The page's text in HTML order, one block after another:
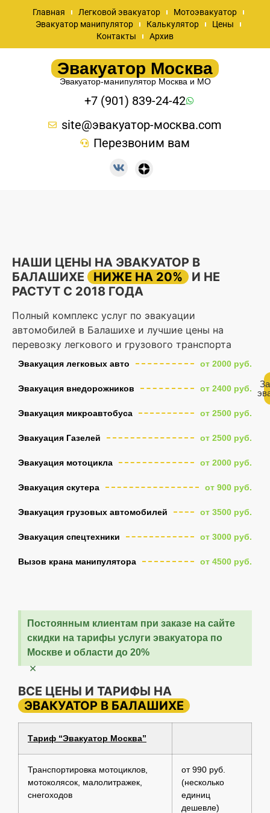
Главная Легковой эвакуатор
Мотоэвакуатор
Эвакуатор манипулятор
Калькулятор
Цены
Контакты
Архив
Эвакуатор Москва
Эвакуатор-манипулятор Москва и МО
+7 (901) 839-24-42
site@эвакуатор-москва.com
Перезвоним вам
НАШИ ЦЕНЫ НА ЭВАКУАТОР В
БАЛАШИХЕ
НИЖЕ НА 20%
И НЕ
РАСТУТ С 2018 ГОДА
Полный комплекс услуг по эвакуации
автомобилей в Балашихе и лучшие цены на
перевозку легкового и грузового транспорта
Эвакуация легковых авто от 2000 руб.
Эвакуация внедорожников от 2400 руб.
Эвакуация микроавтобуса от 2500 руб.
Эвакуация Газелей от 2500 руб.
Эвакуация мотоцикла от 2000 руб.
Эвакуация скутера от 900 руб.
Эвакуация грузовых автомобилей от 3500 руб.
Эвакуация спецтехники от 3000 руб.
Вызов крана манипулятора от 4500 руб.
Постоянным клиентам при заказе на сайте
скидки на тарифы услуги эвакуатора по
Москве и области до 20%
×
ВСЕ ЦЕНЫ И ТАРИФЫ НА
ЭВАКУАТОР В БАЛАШИХЕ
Тариф “Эвакуатор Москва”
Транспортировка мотоциклов,
мотоколясок, малолитражек,
снегоходов
от 990 руб.
(несколько
единиц
дешевле)